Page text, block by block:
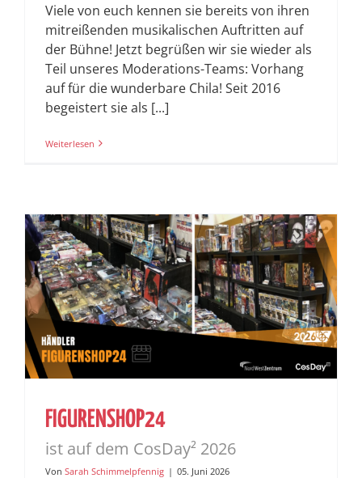
Viele von euch kennen sie bereits von ihren
mitreißenden musikalischen Auftritten auf
der Bühne! Jetzt begrüßen wir sie wieder als
Teil unseres Moderations-Teams: Vorhang
auf für die wunderbare Chila! Seit 2016
begeistert sie als [...]
Weiterlesen
FIGURENSHOP24
ist auf dem CosDay² 2026
Von Sarah Schimmelpfennig | 05. Juni 2026